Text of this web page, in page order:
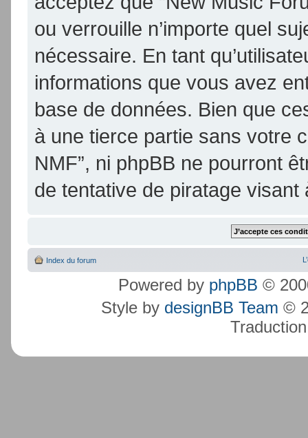
ou verrouille n’importe quel
nécessaire. En tant
informations que vous avez
base de données. Bien que
à une tierce partie sans votre
NMF”, ni phpBB ne pourront
de tentative de piratage
Index du forum
Powered by phpBB ©
Style by designBB Team ©